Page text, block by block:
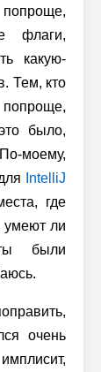
флаги,
какую-
Тем, кто
было,
моему,
IntelliJ
где
умеют ли
были
очень